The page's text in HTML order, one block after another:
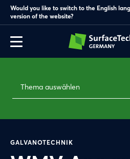
Would you like to switch to the English
version of the website?
Thema auswählen
GALVANOTECHNIK